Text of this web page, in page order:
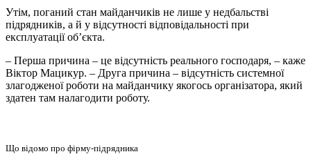
Утім, поганий стан майданчиків не лише у недбальстві
підрядників, а й у відсутності відповідальності при
експлуатації об’єкта.
– Перша причина – це відсутність реального господаря, – каже
Віктор Мацикур. – Друга причина – відсутність системної
злагодженої роботи на майданчику якогось організатора, який
здатен там налагодити роботу.
Що відомо про фірму-підрядника